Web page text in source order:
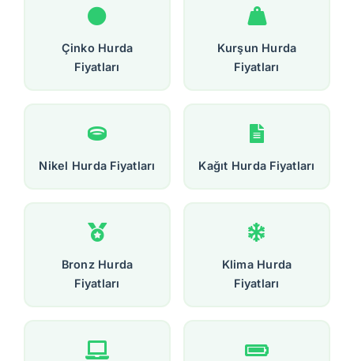
Çinko Hurda
Fiyatları
Kurşun Hurda
Fiyatları
Nikel Hurda Fiyatları Kağıt Hurda Fiyatları
Bronz Hurda
Fiyatları
Klima Hurda
Fiyatları